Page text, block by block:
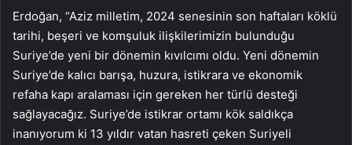
Erdoğan, “Aziz milletim, 2024 senesinin son haftaları köklü
tarihi, beşeri ve komşuluk ilişkilerimizin bulunduğu
Suriye’de yeni bir dönemin kıvılcımı oldu. Yeni dönemin
Suriye’de kalıcı barışa, huzura, istikrara ve ekonomik
refaha kapı aralaması için gereken her türlü desteği
sağlayacağız. Suriye’de istikrar ortamı kök saldıkça
inanıyorum ki 13 yıldır vatan hasreti çeken Suriyeli